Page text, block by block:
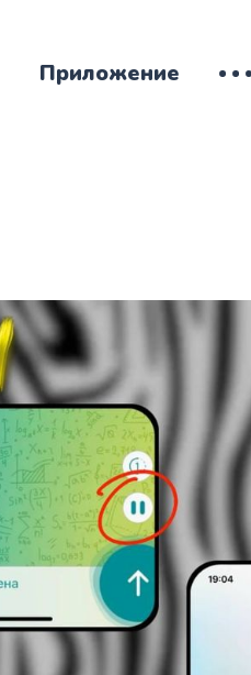
Приложение